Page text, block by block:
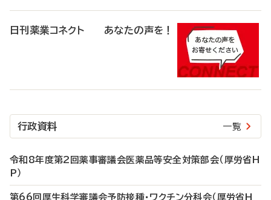
日刊薬業コネクト あなたの声を！
行政資料 一覧
令和8年度第2回薬事審議会医薬品等安全対策部会（厚労省H
P）
第66回厚生科学審議会予防接種・ワクチン分科会（厚労省H